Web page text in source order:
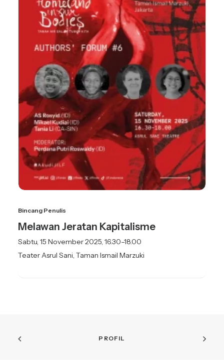
Bincang Penulis
Melawan Jeratan Kapitalisme
Sabtu, 15 November 2025, 16.30–18.00
Teater Asrul Sani, Taman Ismail Marzuki
PROFIL